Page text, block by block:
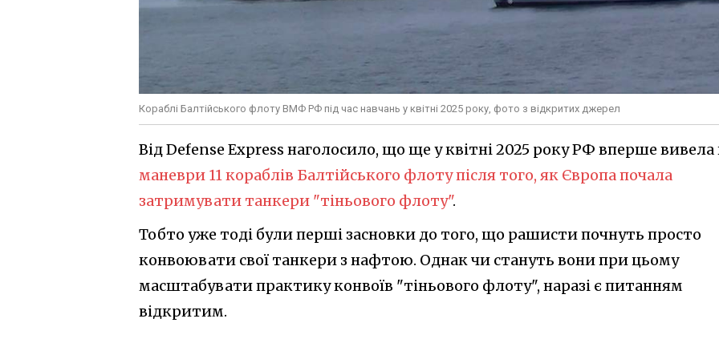
Кораблі Балтійського флоту ВМФ РФ під час навчань у квітні 2025 року, фото з відкритих джерел
Від Defense Express наголосило, що ще у квітні 2025 року РФ вперше вивела
маневри 11 кораблів Балтійського флоту після того, як Європа почала
затримувати танкери "тіньового флоту".
Тобто уже тоді були перші засновки до того, що рашисти почнуть просто
конвоювати свої танкери з нафтою. Однак чи стануть вони при цьому
масштабувати практику конвоїв "тіньового флоту", наразі є питанням
відкритим.